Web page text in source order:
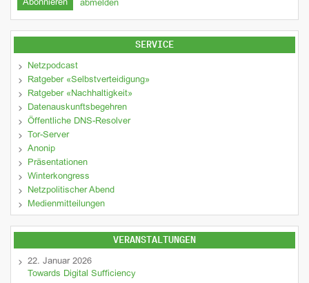
abmelden
SERVICE
Netzpodcast
Ratgeber «Selbstverteidigung»
Ratgeber «Nachhaltigkeit»
Datenauskunftsbegehren
Öffentliche DNS-Resolver
Tor-Server
Anonip
Präsentationen
Winterkongress
Netzpolitischer Abend
Medienmitteilungen
VERANSTALTUNGEN
22. Januar 2026
Towards Digital Sufficiency